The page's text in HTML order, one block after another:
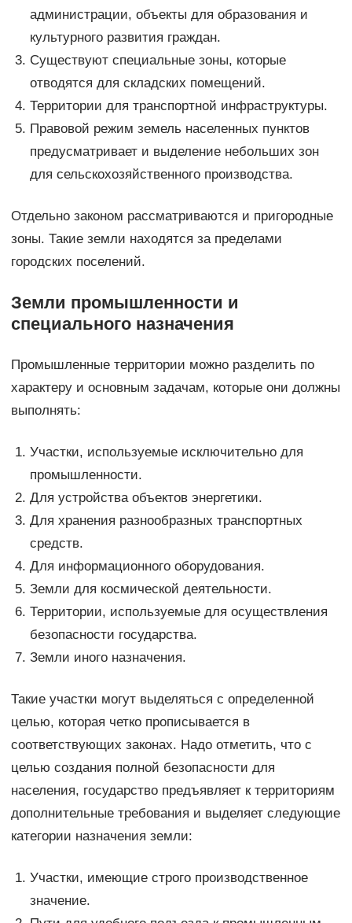
администрации, объекты для образования и
культурного развития граждан.
Существуют специальные зоны, которые
отводятся для складских помещений.
Территории для транспортной инфраструктуры.
Правовой режим земель населенных пунктов
предусматривает и выделение небольших зон
для сельскохозяйственного производства.
Отдельно законом рассматриваются и пригородные
зоны. Такие земли находятся за пределами
городских поселений.
Земли промышленности и
специального назначения
Промышленные территории можно разделить по
характеру и основным задачам, которые они должны
выполнять:
Участки, используемые исключительно для
промышленности.
Для устройства объектов энергетики.
Для хранения разнообразных транспортных
средств.
Для информационного оборудования.
Земли для космической деятельности.
Территории, используемые для осуществления
безопасности государства.
Земли иного назначения.
Такие участки могут выделяться с определенной
целью, которая четко прописывается в
соответствующих законах. Надо отметить, что с
целью создания полной безопасности для
населения, государство предъявляет к территориям
дополнительные требования и выделяет следующие
категории назначения земли:
Участки, имеющие строго производственное
значение.